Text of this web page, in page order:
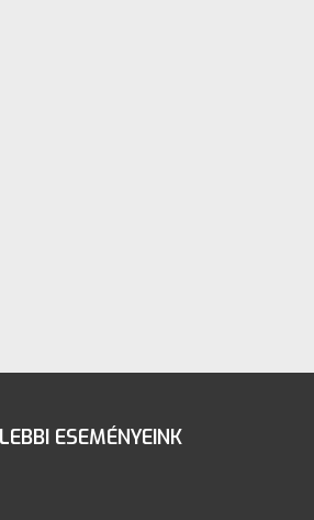
ESEMÉNYEINK